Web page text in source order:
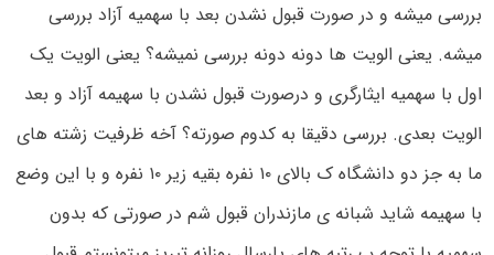
بررسی میشه و در صورت قبول نشدن بعد با سهمیه آزاد بررسی
میشه. یعنی الویت ها دونه دونه بررسی نمیشه؟ یعنی الویت یک
اول با سهمیه ایثارگری و درصورت قبول نشدن با سهیمه آزاد و بعد
الویت بعدی. بررسی دقیقا به کدوم صورته؟ آخه ظرفیت زشته های
ما به جز دو دانشگاه ک بالای ۱۰ نفره بقیه زیر ۱۰ نفره و با این وضع
با سهیمه شاید شبانه ی مازندران قبول شم در صورتی که بدون